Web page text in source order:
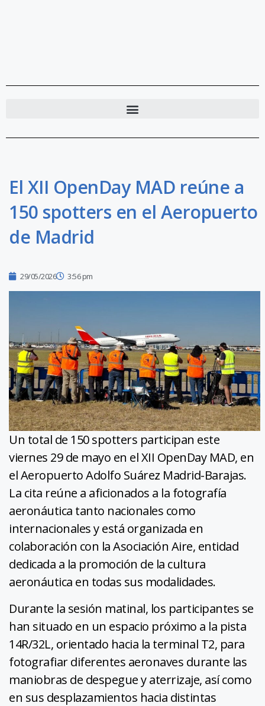
El XII OpenDay MAD reúne a
150 spotters en el Aeropuerto
de Madrid
29/05/2026 3:56 pm
Un total de 150 spotters participan este
viernes 29 de mayo en el XII OpenDay MAD, en
el Aeropuerto Adolfo Suárez Madrid-Barajas.
La cita reúne a aficionados a la fotografía
aeronáutica tanto nacionales como
internacionales y está organizada en
colaboración con la Asociación Aire, entidad
dedicada a la promoción de la cultura
aeronáutica en todas sus modalidades.
Durante la sesión matinal, los participantes se
han situado en un espacio próximo a la pista
14R/32L, orientado hacia la terminal T2, para
fotografiar diferentes aeronaves durante las
maniobras de despegue y aterrizaje, así como
en sus desplazamientos hacia distintas